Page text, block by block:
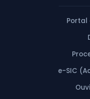
Portal
e-SIC